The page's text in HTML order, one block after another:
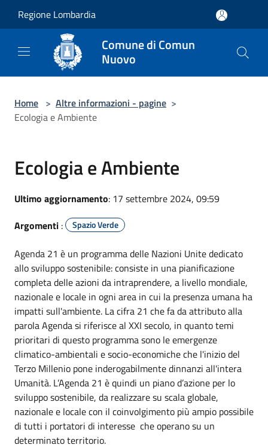
Regione Lombardia
Comune di Comun
Nuovo
Home > Altre informazioni - pagine >
Ecologia e Ambiente
Ecologia e Ambiente
Ultimo aggiornamento: 17 settembre 2024, 09:59
Argomenti : Spazio Verde
Agenda 21 è un programma delle Nazioni Unite dedicato
allo sviluppo sostenibile: consiste in una pianificazione
completa delle azioni da intraprendere, a livello mondiale,
nazionale e locale in ogni area in cui la presenza umana ha
impatti sull'ambiente. La cifra 21 che fa da attributo alla
parola Agenda si riferisce al XXI secolo, in quanto temi
prioritari di questo programma sono le emergenze
climatico-ambientali e socio-economiche che l'inizio del
Terzo Millenio pone inderogabilmente dinnanzi all'intera
Umanità. L’Agenda 21 è quindi un piano d’azione per lo
sviluppo sostenibile, da realizzare su scala globale,
nazionale e locale con il coinvolgimento più ampio possibile
di tutti i portatori di interesse che operano su un
determinato territorio.